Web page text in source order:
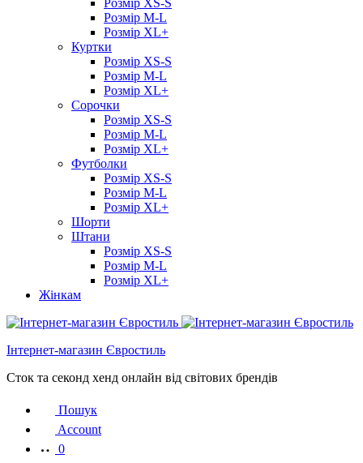
Розмір XS-S
Розмір M-L
Розмір XL+
Куртки
Розмір XS-S
Розмір M-L
Розмір XL+
Сорочки
Розмір XS-S
Розмір M-L
Розмір XL+
Футболки
Розмір XS-S
Розмір M-L
Розмір XL+
Шорти
Штани
Розмір XS-S
Розмір M-L
Розмір XL+
Жінкам
Інтернет-магазин Євростиль
Сток та секонд хенд онлайн від світових брендів
Пошук
Account
0